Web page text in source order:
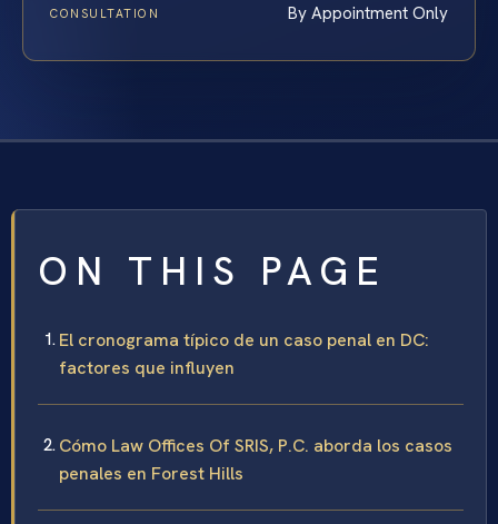
CONSULTATION By Appointment Only
ON THIS PAGE
El cronograma típico de un caso penal en DC:
factores que influyen
Cómo Law Offices Of SRIS, P.C. aborda los casos
penales en Forest Hills